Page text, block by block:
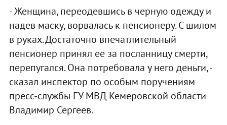
- Женщина, переодевшись в черную одежду и
надев маску, ворвалась к пенсионеру. С шилом
в руках. Достаточно впечатлительный
пенсионер принял ее за посланницу смерти,
перепугался. Она потребовала у него деньги, -
сказал инспектор по особым поручениям
пресс-службы ГУ МВД Кемеровской области
Владимир Сергеев.